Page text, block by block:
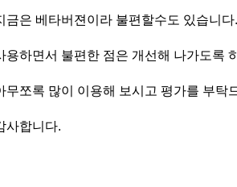
금은 베타버젼이라 불편할수도 있습니다.
용하면서 불편한 점은 개선해 나가도록
무쪼록 많이 이용해 보시고 평가를 부탁
사합니다.